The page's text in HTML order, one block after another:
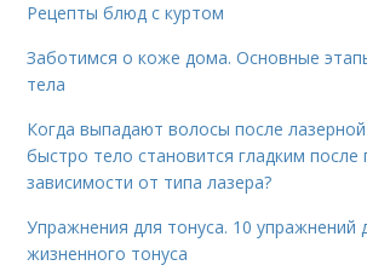
Рецепты блюд с куртом
Заботимся о коже дома. Основные
тела
Когда выпадают волосы после
быстро тело становится гладким после
зависимости от типа лазера?
Упражнения для тонуса. 10 упражнений
жизненного тонуса